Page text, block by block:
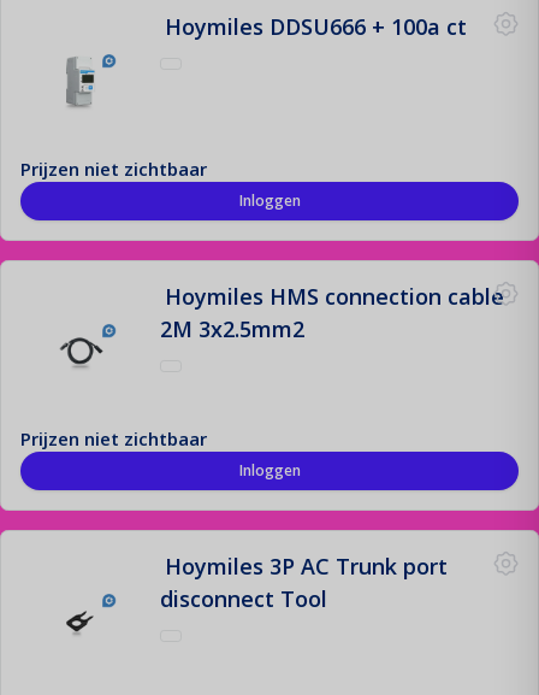
Montage Materiaal
De fundering van jouw zonne-installatie!
Offerte aanvraag
Registreren
Login
Hoymiles DDSU666 + 100a ct
Prijzen niet zichtbaar
Inloggen
Hoymiles HMS connection cable
2M 3x2.5mm2
Prijzen niet zichtbaar
Inloggen
Hoymiles 3P AC Trunk port
disconnect Tool